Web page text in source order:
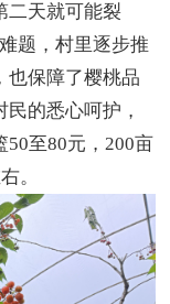
二天就可能裂
题，村里逐步推
也保障了樱桃品
的悉心呵护，
至80元，200亩
。